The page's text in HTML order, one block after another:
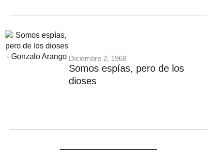
Diciembre 2, 1968
Somos espías, pero de los
dioses